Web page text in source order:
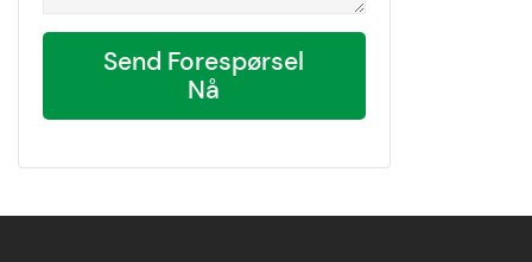
Send Forespørsel
Nå